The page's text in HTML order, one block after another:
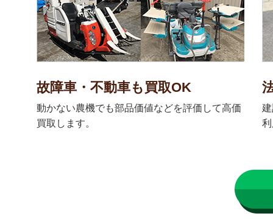
故障車・不動車も買取OK
動かない農機でも部品価値などを評価して高価
買取します。